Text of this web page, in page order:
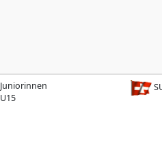
Juniorinnen
U15